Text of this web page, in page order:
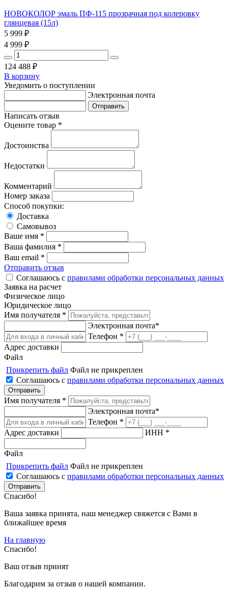
НОВОКОЛОР эмаль ПФ-115 прозрачная под колеровку
глянцевая (15л)
5 999 ₽
4 999 ₽
124 488 ₽
В корзину
Уведомить о поступлении
Электронная почта
Написать отзыв
Оцените товар *
Достоинства
Недостатки
Комментарий
Номер заказа
Способ покупки:
Доставка
Самовывоз
Ваше имя *
Ваша фамилия *
Ваш email *
Отправить отзыв
Соглашаюсь с правилами обработки персональных данных
Заявка на расчет
Физическое лицо
Юридическое лицо
Имя получателя *
Электронная почта*
Телефон *
Адрес доставки
Файл
Прикрепить файл Файл не прикреплен
Соглашаюсь с правилами обработки персональных данных
Имя получателя *
Электронная почта*
Телефон *
Адрес доставки
ИНН *
Файл
Прикрепить файл Файл не прикреплен
Соглашаюсь с правилами обработки персональных данных
Спасибо!
Ваша заявка принята, наш менеджер свяжется с Вами в
ближайшее время
На главную
Спасибо!
Ваш отзыв принят
Благодарим за отзыв о нашей компании.